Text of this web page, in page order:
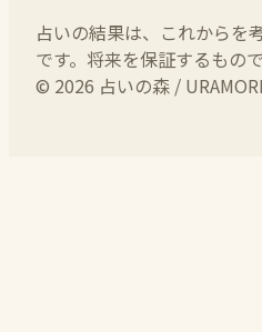
占いの結果は、これからを
です。将来を保証するもの
© 2026 占いの森 /